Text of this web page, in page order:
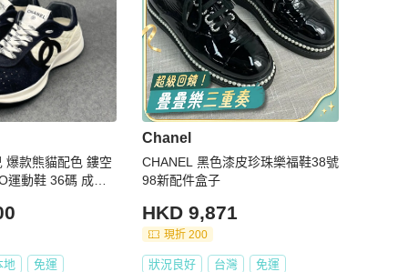
爆款熊貓配色 鏤空
36碼 成色
地 免運
Chanel
CHANEL 黑色漆皮珍珠樂福鞋38號
98新配件盒子
HKD 9,871
現折 200
狀況良好 台灣 免運